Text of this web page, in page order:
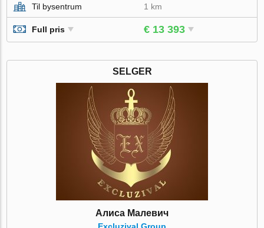
Til bysentrum 1 km
Full pris € 13 393
SELGER
Алиса Малевич
Excluzival Group